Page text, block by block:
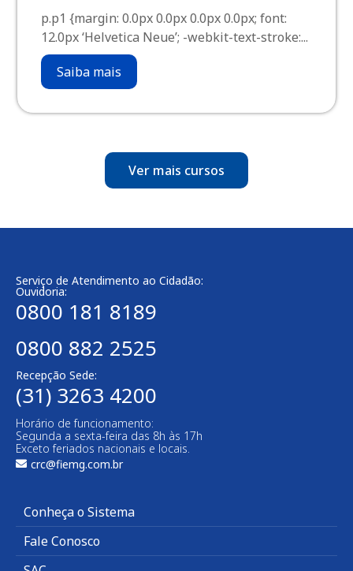
p.p1 {margin: 0.0px 0.0px 0.0px 0.0px; font:
12.0px ‘Helvetica Neue’; -webkit-text-stroke:...
Saiba mais
Ver mais cursos
Serviço de Atendimento ao Cidadão:
Ouvidoria:
0800 181 8189
0800 882 2525
Recepção Sede:
(31) 3263 4200
Horário de funcionamento:
Segunda a sexta-feira das 8h às 17h
Exceto feriados nacionais e locais.
crc@fiemg.com.br
Conheça o Sistema
Fale Conosco